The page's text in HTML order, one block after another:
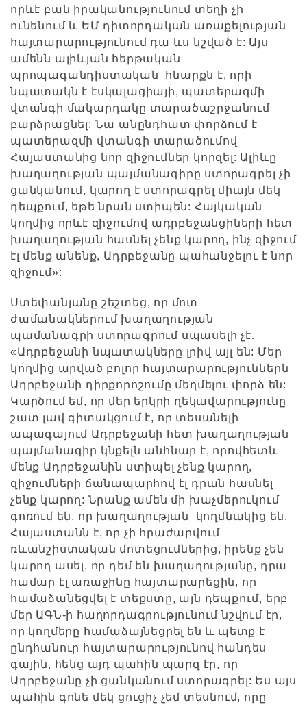
որևէ բան իրականությունում տեղի չի
ունենում և ԵՄ դիտորդական առաքելության
հայտարարությունում դա ևս նշված է: Այս
ամենն ալիևյան հերթական
պրոպագանդիստական հնարքն է, որի
նպատակն է էսկալացիայի, պատերազմի
վտանգի մակարդակը տարածաշրջանում
բարձրացնել: Նա անընդհատ փորձում է
պատերազմի վտանգի տարածումով
Հայաստանից նոր զիջումներ կորզել: Ալիևը
խաղաղության պայմանագիրը ստորագրել չի
ցանկանում, կարող է ստորագրել միայն մեկ
դեպքում, եթե նրան ստիպեն: Հայկական
կողմից որևէ զիջումով ադրբեջանցիների հետ
խաղաղության հասնել չենք կարող, ինչ զիջում
էլ մենք անենք, Ադրբեջանը պահանջելու է նոր
զիջում»:
Ստեփանյանը շեշտեց, որ մոտ
ժամանակներում խաղաղության
պամանագրի ստորագրում սպասելի չէ.
«Ադրբեջանի նպատակները լրիվ այլ են: Մեր
կողմից արված բոլոր հայտարարություններն
Ադրբեջանի դիրքորոշումը մեղմելու փորձ են:
Կարծում եմ, որ մեր երկրի ղեկավարությունը
շատ լավ գիտակցում է, որ տեսանելի
ապագայում Ադրբեջանի հետ խաղաղության
պայմանագիր կնքելն անհնար է, որովհետև
մենք Ադրբեջանին ստիպել չենք կարող,
զիջումների ճանապարհով էլ դրան հասնել
չենք կարող: Նրանք ամեն մի խաչմերուկում
գոռում են, որ խաղաղության կողմնակից են,
Հայաստանն է, որ չի հրաժարվում
ռևանշիստական մոտեցումներից, իրենք չեն
կարող ասել, որ դեմ են խաղաղությանը, դրա
համար էլ առաջինը հայտարարեցին, որ
համաձանեցվել է տեքստը, այն դեպքում, երբ
մեր ԱԳՆ-ի հաղորդագրությունում նշվում էր,
որ կողմերը համաձայնեցրել են և պետք է
ընդհանուր հայտարարությունով հանդես
գային, հենց այդ պահին պարզ էր, որ
Ադրբեջանը չի ցանկանում ստորագրել: Ես այս
պահին գոնե մեկ ցուցիչ չեմ տեսնում, որը